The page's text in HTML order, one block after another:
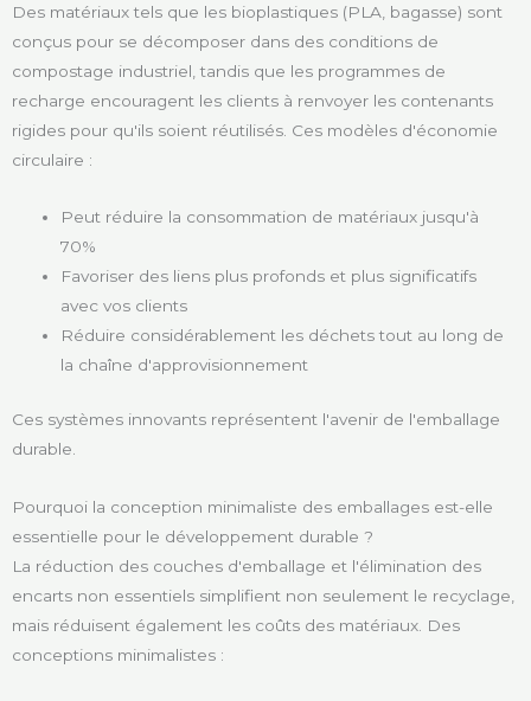
Des matériaux tels que les bioplastiques (PLA, bagasse) sont
conçus pour se décomposer dans des conditions de
compostage industriel, tandis que les programmes de
recharge encouragent les clients à renvoyer les contenants
rigides pour qu'ils soient réutilisés. Ces modèles d'économie
circulaire :
Peut réduire la consommation de matériaux jusqu'à
70%
Favoriser des liens plus profonds et plus significatifs
avec vos clients
Réduire considérablement les déchets tout au long de
la chaîne d'approvisionnement
Ces systèmes innovants représentent l'avenir de l'emballage
durable.
Pourquoi la conception minimaliste des emballages est-elle
essentielle pour le développement durable ?
La réduction des couches d'emballage et l'élimination des
encarts non essentiels simplifient non seulement le recyclage,
mais réduisent également les coûts des matériaux. Des
conceptions minimalistes :